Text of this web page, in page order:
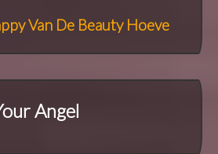
Van De Beauty Hoeve
Angel